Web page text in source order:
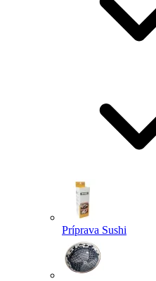
Príprava Sushi